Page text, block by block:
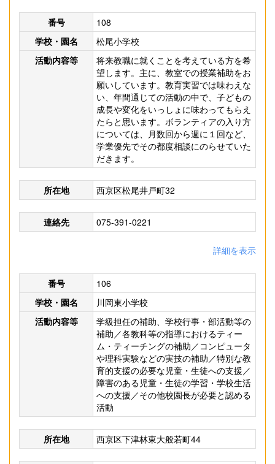
番号
108
学校・園名
松尾小学校
活動内容等
将来教職に就くことを考えている方を希
望します。主に、教室での授業補助をお
願いしています。教育実習では味わえな
い、年間通じての活動の中で、子どもの
成長や変化をいっしょに味わってもらえ
たらと思います。ボランティアの入り方
については、月数回から週に１回など、
学業優先でその都度相談にのらせていた
だきます。
所在地 西京区松尾井戸町32
連絡先 075-391-0221
詳細を表示
番号
106
学校・園名
川岡東小学校
活動内容等
学級担任の補助、学校行事・部活動等の
補助／各教科等の指導におけるティー
ム・ティーチングの補助／コンピュータ
や理科実験などの実技の補助／特別な教
育的支援の必要な児童・生徒への支援／
障害のある児童・生徒の学習・学校生活
への支援／その他校園長が必要と認める
活動
所在地 西京区下津林東大般若町44